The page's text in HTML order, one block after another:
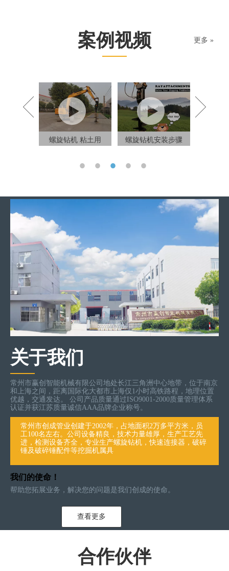
案例视频 更多 »
螺旋钻机 粘土用 螺旋钻机安装步骤
螺旋钻机
关于我们
常州市赢创智能机械有限公司地处长江三角洲中心地带，位于南京
和上海之间，距离国际化大都市上海仅1小时高铁路程，地理位置
优越，交通发达。 公司产品质量通过ISO9001-2000质量管理体系
认证并获江苏质量诚信AAA品牌企业称号。
常州市创成管业创建于2002年，占地面积2万多平方米，员
工100名左右。公司设备精良，技术力量雄厚，生产工艺先
进，检测设备齐全，专业生产螺旋钻机，快速连接器，破碎
锤及破碎锤配件等挖掘机属具
我们的使命！
帮助您拓展业务，解决您的问题是我们创成的使命。
查看更多
合作伙伴